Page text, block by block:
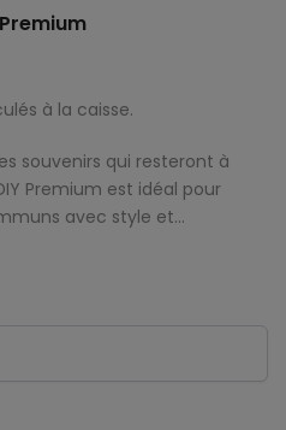
à la caisse.
souvenirs qui resteront à
Premium est idéal pour
avec style et...